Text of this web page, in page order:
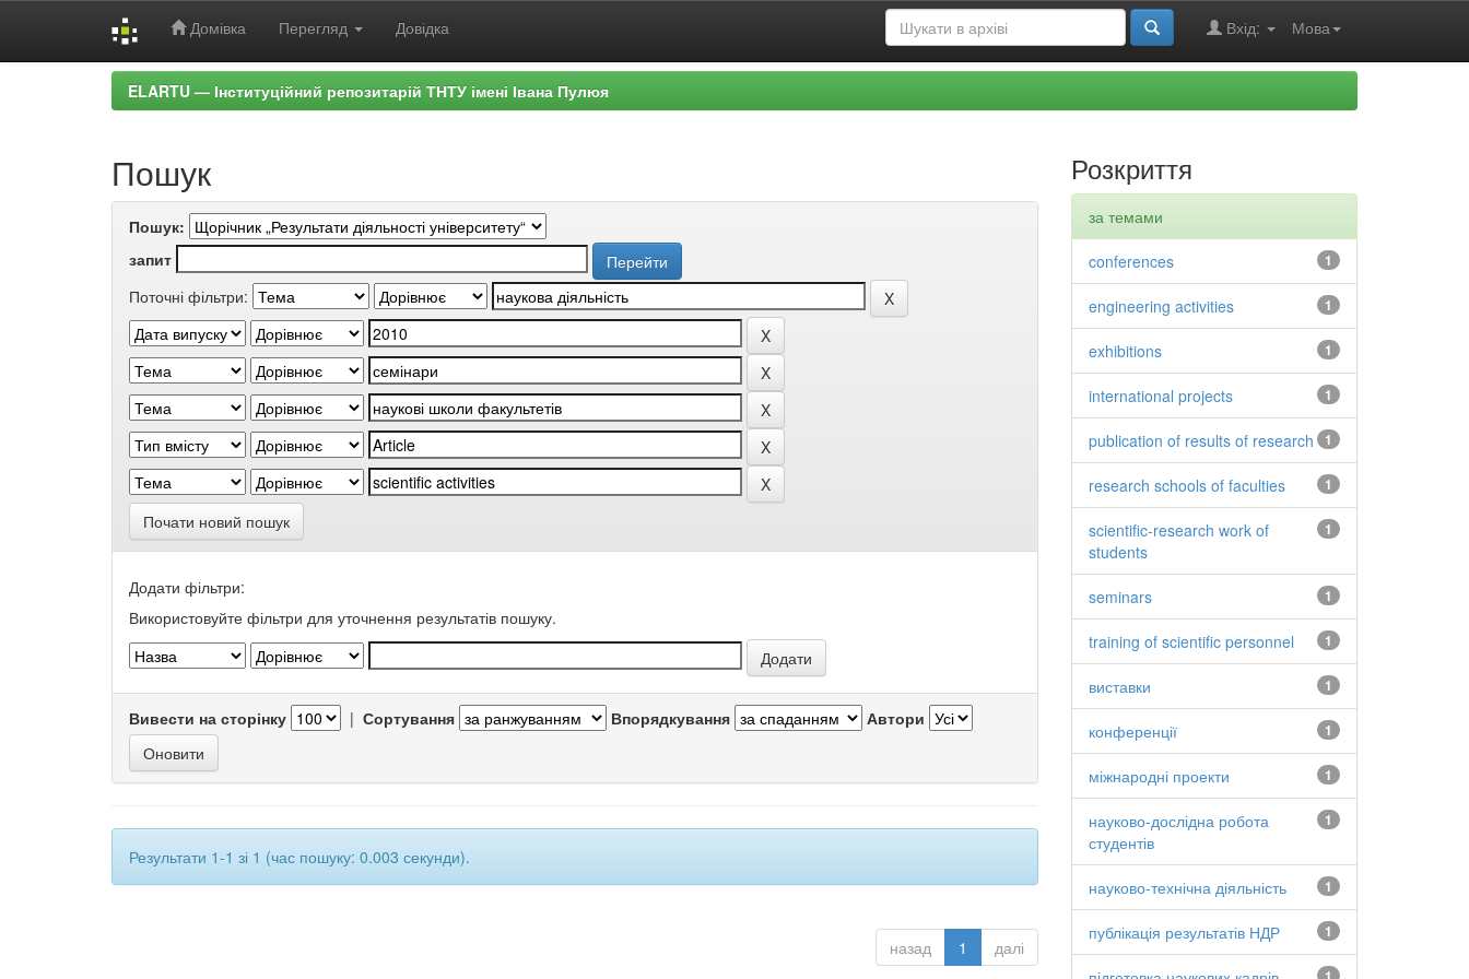
Домівка Перегляд Довідка Мова
Вхід:
ELARTU — Інституційний репозитарій ТНТУ імені Івана Пулюя
Пошук
Пошук:
запит
Поточні фільтри:
Почати новий пошук
Додати фільтри:
Використовуйте фільтри для уточнення результатів пошуку.
Вивести на сторінку | Сортування Впорядкування Автори
Результати 1-1 зі 1 (час пошуку: 0.003 секунди).
назад 1 далі
Розкриття
за темами
1
conferences
1
engineering activities
1
exhibitions
1
international projects
1
publication of results of research
1
research schools of faculties
1
scientific-research work of
students
1
seminars
1
training of scientific personnel
1
виставки
1
конференції
1
міжнародні проекти
1
науково-дослідна робота
студентів
1
науково-технічна діяльність
1
публікація результатів НДР